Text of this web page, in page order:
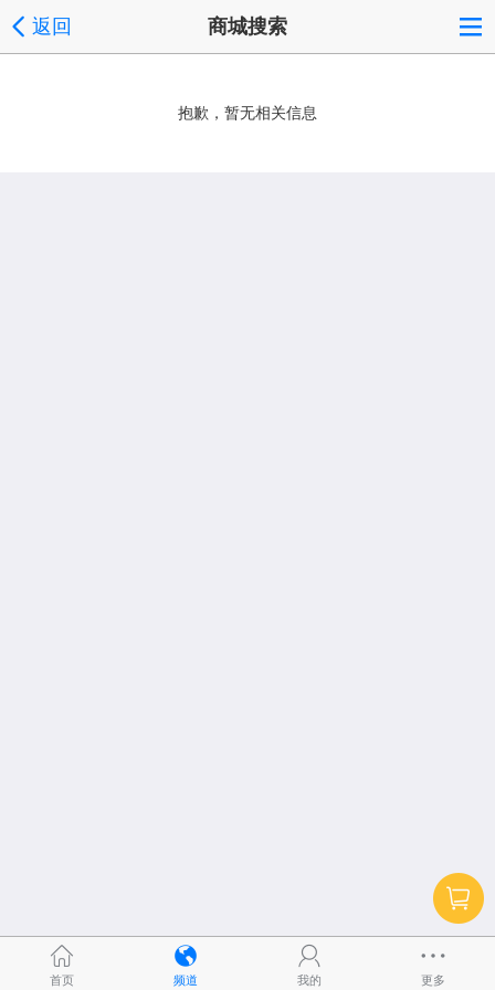
返回 商城搜索
抱歉，暂无相关信息
首页 频道 我的 更多